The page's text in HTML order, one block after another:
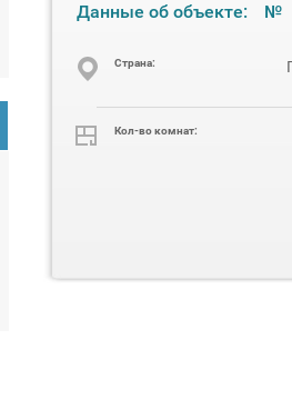
Данные об объекте: №
Cтрана:
Кол-во комнат: